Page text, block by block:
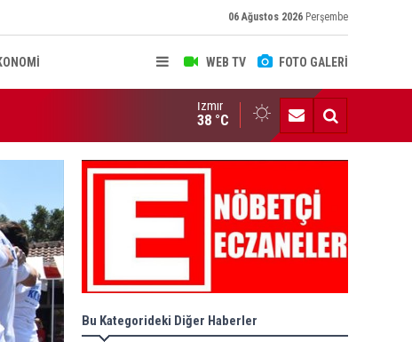
06 Ağustos 2026 Perşembe
WEB TV FOTO GALERİ
ATAMA KARARLARI RESMİ GAZETE'DE
İzmir
38 °C
Bu Kategorideki Diğer Haberler